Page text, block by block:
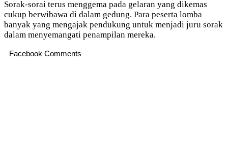
Sorak-sorai terus menggema pada gelaran yang dikemas
cukup berwibawa di dalam gedung. Para peserta lomba
banyak yang mengajak pendukung untuk menjadi juru sorak
dalam menyemangati penampilan mereka.
Facebook Comments